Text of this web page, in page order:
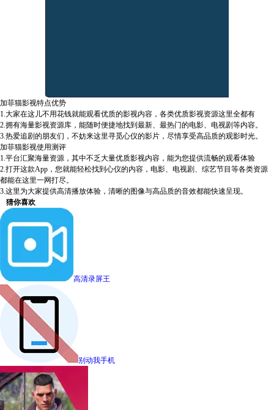
加菲猫影视特点优势
1.大家在这儿不用花钱就能观看优质的影视内容，各类优质影视资源这里全都有
2.拥有海量影视资源库，能随时便捷地找到最新、最热门的电影、电视剧等内容。
3.热爱追剧的朋友们，不妨来这里寻觅心仪的影片，尽情享受高品质的观影时光。
加菲猫影视使用测评
1.平台汇聚海量资源，其中不乏大量优质影视内容，能为您提供流畅的观看体验
2.打开这款App，您就能轻松找到心仪的内容，电影、电视剧、综艺节目等各类资源
都能在这里一网打尽。
3.这里为大家提供高清播放体验，清晰的图像与高品质的音效都能快速呈现。
猜你喜欢
高清录屏王
别动我手机